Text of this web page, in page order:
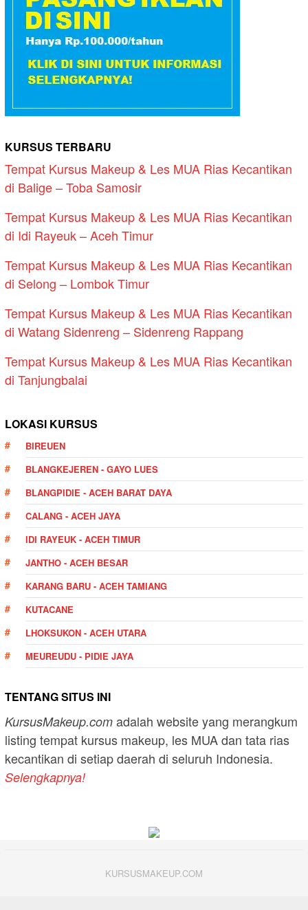
KURSUS TERBARU
Tempat Kursus Makeup & Les MUA Rias Kecantikan
di Balige – Toba Samosir
Tempat Kursus Makeup & Les MUA Rias Kecantikan
di Idi Rayeuk – Aceh Timur
Tempat Kursus Makeup & Les MUA Rias Kecantikan
di Selong – Lombok Timur
Tempat Kursus Makeup & Les MUA Rias Kecantikan
di Watang Sidenreng – Sidenreng Rappang
Tempat Kursus Makeup & Les MUA Rias Kecantikan
di Tanjungbalai
LOKASI KURSUS
BIREUEN
BLANGKEJEREN - GAYO LUES
BLANGPIDIE - ACEH BARAT DAYA
CALANG - ACEH JAYA
IDI RAYEUK - ACEH TIMUR
JANTHO - ACEH BESAR
KARANG BARU - ACEH TAMIANG
KUTACANE
LHOKSUKON - ACEH UTARA
MEUREUDU - PIDIE JAYA
TENTANG SITUS INI
KursusMakeup.com adalah website yang merangkum
listing tempat kursus makeup, les MUA dan tata rias
kecantikan di setiap daerah di seluruh Indonesia.
Selengkapnya!
KURSUSMAKEUP.COM